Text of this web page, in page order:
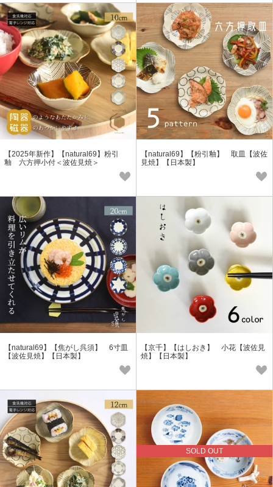
【2025年新作】【natural69】粉引
釉 六方押小付＜波佐見焼＞
【natural69】【粉引釉】 取皿【波佐
見焼】【日本製】
【natural69】【焦がし呉須】 6寸皿
【波佐見焼】【日本製】
【京千】【はしおき】 小花【波佐見
焼】【日本製】
SOLD OUT